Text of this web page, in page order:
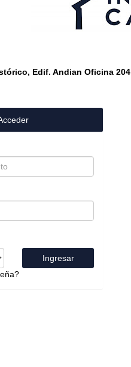
Edif. Andian Oficina 204
Ingresar